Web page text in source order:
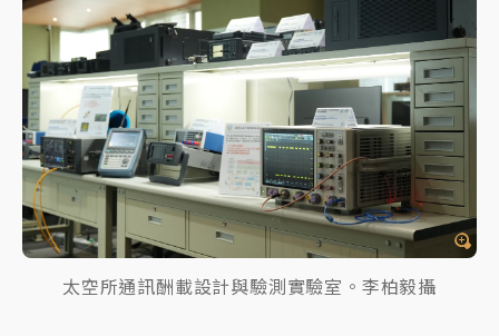
太空所通訊酬載設計與驗測實驗室。李柏毅攝